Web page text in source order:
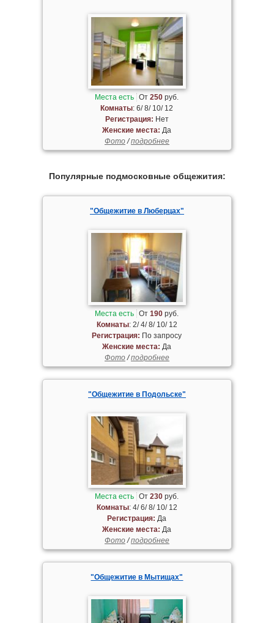
Места есть От250 руб.
Комнаты: 6/ 8/ 10/ 12
Регистрация: Нет
Женские места: Да
Фото/подробнее
Популярные подмосковные общежития:
"Общежитие в Люберцах"
Места есть От190 руб.
Комнаты: 2/ 4/ 8/ 10/ 12
Регистрация: По запросу
Женские места: Да
Фото/подробнее
"Общежитие в Подольске"
Места есть От230 руб.
Комнаты: 4/ 6/ 8/ 10/ 12
Регистрация: Да
Женские места: Да
Фото/подробнее
"Общежитие в Мытищах"